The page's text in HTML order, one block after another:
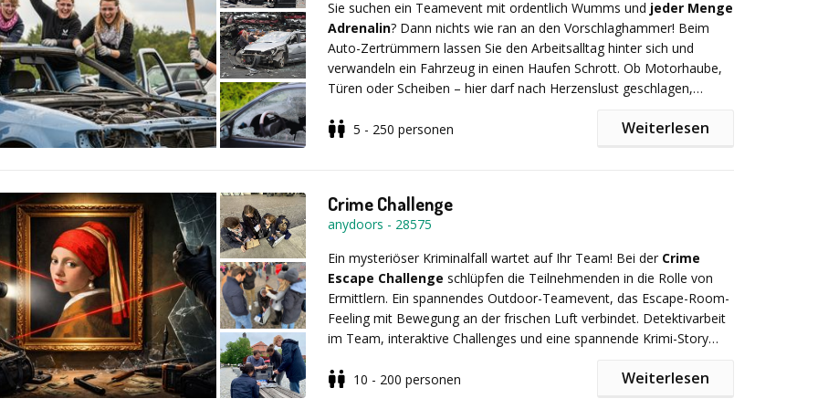
Ziel dieses Events ist es, die bereichs-, abteilungs- und
projektübergreifende Zusammenarbeit zu verbessern. Es gilt der
Dreiklang: Aktion - Reflexion - Transfer.
Sie suchen ein Teamevent mit ordentlich Wumms und jeder Menge
Adrenalin? Dann nichts wie ran an den Vorschlaghammer! Beim
Auto-Zertrümmern lassen Sie den Arbeitsalltag hinter sich und
verwandeln ein Fahrzeug in einen Haufen Schrott. Ob Motorhaube,
Türen oder Scheiben – hier darf nach Herzenslust geschlagen,
Hammer, Brechstange oder Baseballschläger und entfesseln Sie
Bereit für das wohl zerstörerischste Teamevent Ihres Lebens?
5 - 250 personen Weiterlesen
Crime Challenge
anydoors - 28575
Ein mysteriöser Kriminalfall wartet auf Ihr Team! Bei der Crime
Escape Challenge schlüpfen die Teilnehmenden in die Rolle von
Ermittlern. Ein spannendes Outdoor-Teamevent, das Escape-Room-
Feeling mit Bewegung an der frischen Luft verbindet. Detektivarbeit
im Team, interaktive Challenges und eine spannende Krimi-Story
Personen, Dauer 2-3 Stunden.
10 - 200 personen Weiterlesen